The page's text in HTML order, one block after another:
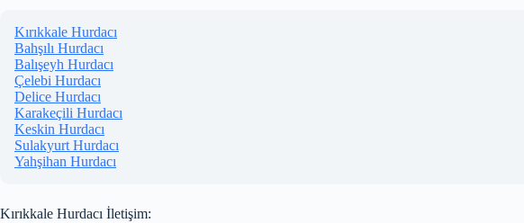
Kırıkkale Hurdacı
Bahşılı Hurdacı
Balışeyh Hurdacı
Çelebi Hurdacı
Delice Hurdacı
Karakeçili Hurdacı
Keskin Hurdacı
Sulakyurt Hurdacı
Yahşihan Hurdacı
Kırıkkale Hurdacı İletişim: